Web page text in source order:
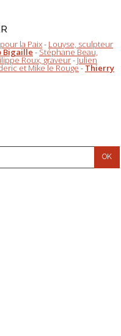
la Paix- Louyse, sculpteur
Bigaille-Stéphane Beau,
Roux, graveur-Julien
et Mike le Rouge-Thierry